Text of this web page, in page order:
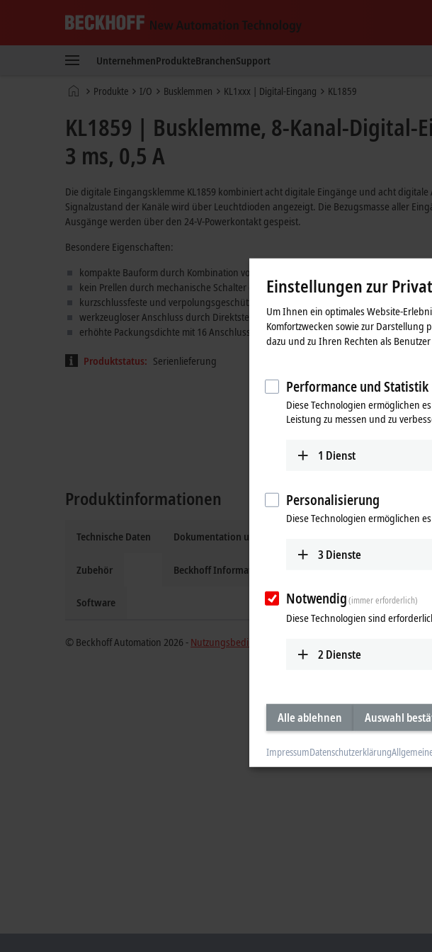
New
Technology
UnternehmenProdukteBranchenSupport
StartseiteProdukte I/O Busklemmen KL1xxx | Digital-Eingang KL1859
KL1859 | Busklemme, 8-Kanal-Digital-
3 ms, 0,5 A
Die digitale Eingangsklemme KL1859 kombiniert acht digitale Eingänge und acht
Signalzustand der Kanäle wird über Leuchtdioden angezeigt. Die Bezugsmasse aller
Ausgänge werden über den 24-V-Powerkontakt gespeist.
Besondere Eigenschaften:
kompakte Bauform durch Kombination von Ein- und Ausgängen in einer Klemme
kein Prellen durch mechanische Schalter dank 3-ms-Eingangsfilter
kurzschlussfeste und verpolungsgeschützte Ausgänge mit Ausgangsstrom bis 0,5 A
werkzeugloser Anschluss durch Direktstecktechnik bei eindrähtigen Leitern
erhöhte Packungsdichte mit 16 Anschlusspunkten im Gehäuse einer 12-mm-
Produktstatus: Serienlieferung
Produktinformationen
Technische Daten
Zubehör
Software
Dokumentation und Downloads
Beckhoff Information System
© Beckhoff Automation 2026 - Nutzungsbedingungen
Einstellungen zur
Um Ihnen ein optimales Website-
Komfortzwecken sowie zur
dazu und zu Ihren Rechten als
Performance und Statistik
Diese Technologien ermöglichen
Leistung zu messen und zu
1 Dienst
Personalisierung
Diese Technologien ermöglichen
3 Dienste
Notwendig(immer erforderlich)
Diese Technologien sind
2 Dienste
Alle ablehnen Auswahl
ImpressumDatenschutzerklärung